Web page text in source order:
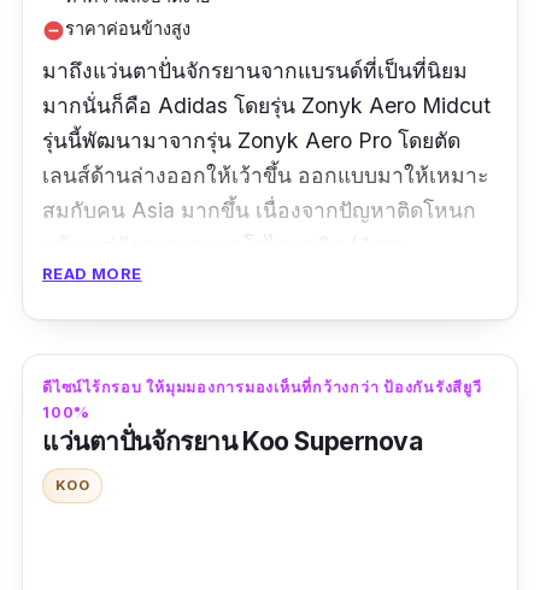
remove_circleราคาค่อนข้างสูง
มาถึงแว่นตาปั่นจักรยานจากแบรนด์ที่เป็นที่นิยม
มากนั่นก็คือ Adidas โดยรุ่น Zonyk Aero Midcut
รุ่นนี้พัฒนามาจากรุ่น Zonyk Aero Pro โดยตัด
เลนส์ด้านล่างออกให้เว้าขึ้น ออกแบบมาให้เหมาะ
สมกับคน Asia มากขึ้น เนื่องจากปัญหาติดโหนก
แก้ม แต่ยังคงความแอโรไดนามิก (Aero
Dynamic) เอาไว้ รุ่นนี้เสริม Sweat Bar กันเหงื่อ
เข้ามา จึงเหมาะสำหรับกิจกรรมกลางแจ้ง เช่น ปั่น
จักรยาน วิ่ง เล่นกอล์ฟ ตัวแว่นมีน้ำหนักเบา กรอบ
แว่นออกแบบมาให้ป้องกันลมได้เป็นอย่างดี ขา
แว่นกระชับแม้ในขณะเปียก สามารถปรับขึ้นลงได้
ถึง 3 ระดับให้พอดีกับรูปหน้าของแต่ละคน
READ MORE
ดีไซน์ไร้กรอบ ให้มุมมองการมองเห็นที่กว้างกว่า ป้องกันรังสียูวี
100%
แว่นตาปั่นจักรยาน Koo Supernova
KOO